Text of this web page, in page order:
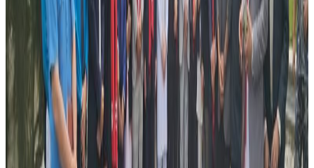
गत जुलाई ६ मा एनआरएनए अष्ट्रेलियाको नया नेतृत्वका लागि चुनाव भएको
थियो । असन्तुष्ट पक्षले निर्वाचन खारेजको माग राखेपनि एनआरएनले गत अगष्ट
१० तारिखमा साधारण सभा गरेर नया कार्यसमितिलाई कार्यभार सुम्पिसकेको छ
यस वेवसाइटमा प्रकाशित समाचार, विचार र लेखबारे तपाईंको कुनै